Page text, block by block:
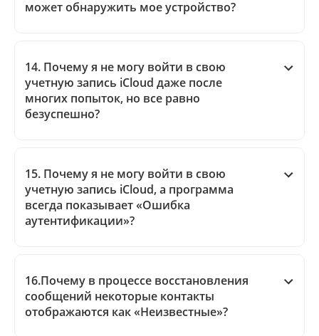
может обнаружить мое устройство?
14. Почему я не могу войти в свою
учетную запись iCloud даже после
многих попыток, но все равно
безуспешно?
15. Почему я не могу войти в свою
учетную запись iCloud, а программа
всегда показывает «Ошибка
аутентификации»?
16.Почему в процессе восстановления
сообщений некоторые контакты
отображаются как «Неизвестные»?